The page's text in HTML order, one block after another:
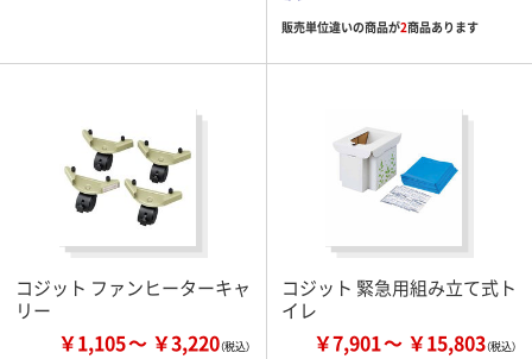
販売単位違いの商品が2商品あります
コジット ファンヒーターキャ
リー
￥1,105 ￥3,220
コジット 緊急用組み立て式ト
イレ
￥7,901 ￥15,803